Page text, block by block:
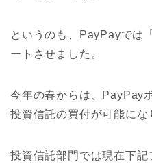
というのも、PayPayでは
ートさせました。
今年の春からは、PayPay
投資信託の買付が可能にな
投資信託部門では現在下記